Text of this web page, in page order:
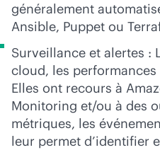
généralement
Ansible, Puppet ou
Surveillance et alertes :
cloud, les
Elles ont recours à
Monitoring et/ou à des
métriques, les
leur permet d’identifier